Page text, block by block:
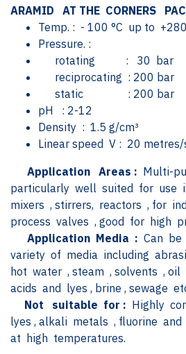
ARAMID AT THE CORNERS
Temp. : - 100 °C up to +280
Pressure. :
rotating : 30 bar
reciprocating : 200 bar
static : 200 bar
pH : 2-12
Density : 1.5 g/cm³
Linear speed V : 20 metres/
Application Areas : Multi-
particularly well suited for use
mixers , stirrers, reactors , for
process valves , good for high
Application Media : Can
variety of media including
hot water , steam , solvents , oil
acids and lyes , brine , sewage
Not suitable for : Highly
lyes , alkali metals , fluorine
at high temperatures.